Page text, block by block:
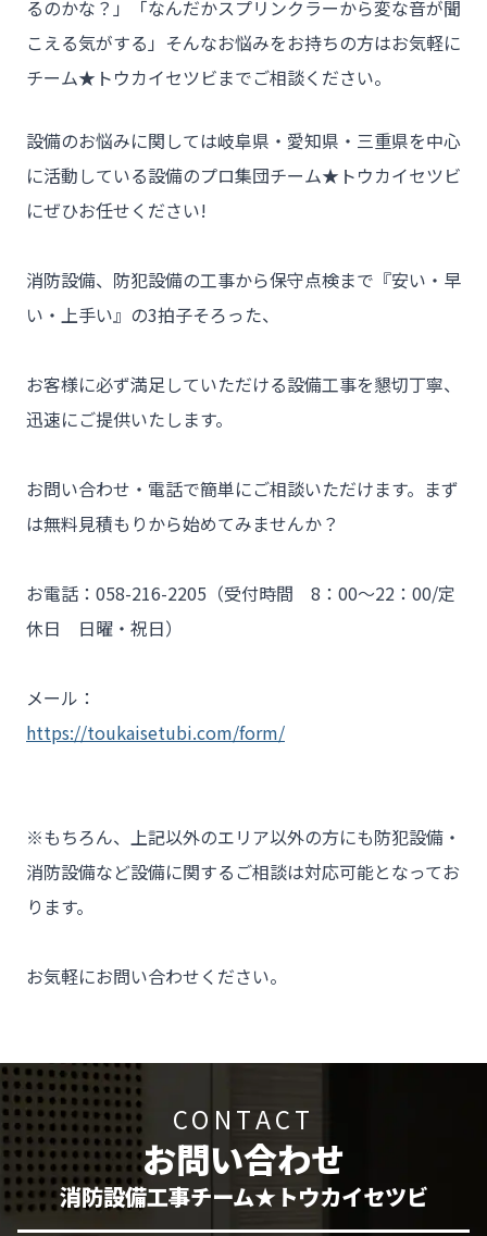
- HOME
- トウカイセツビについて
- トウカイセツビが選ばれる理由
- 介護施設事業者様
- 工事業者様
- 施工事例
- ブログ＆ニュース
- お問い合わせ
るのかな？」「なんだかスプリンクラーから変な音が聞
こえる気がする」そんなお悩みをお持ちの方はお気軽に
チーム★トウカイセツビまでご相談ください。
設備のお悩みに関しては岐阜県・愛知県・三重県を中心
に活動している設備のプロ集団チーム★トウカイセツビ
にぜひお任せください!
消防設備、防犯設備の工事から保守点検まで『安い・早
い・上手い』の3拍子そろった、
お客様に必ず満足していただける設備工事を懇切丁寧、
迅速にご提供いたします。
お問い合わせ・電話で簡単にご相談いただけます。まず
は無料見積もりから始めてみませんか？
お電話：058-216-2205（受付時間　8：00～22：00/定
休日　日曜・祝日）
メール：
https://toukaisetubi.com/form/
※もちろん、上記以外のエリア以外の方にも防犯設備・
消防設備など設備に関するご相談は対応可能となってお
ります。
お気軽にお問い合わせください。
CONTACT
お問い合わせ
消防設備工事チーム★トウカイセツビ